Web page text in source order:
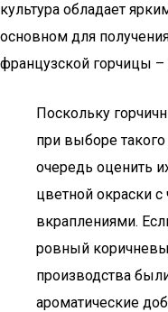
культура обладает
основном для
французской горчицы
Поскольку
при выборе
очередь оценить
цветной окраски
вкраплениями.
ровный
производства
ароматические